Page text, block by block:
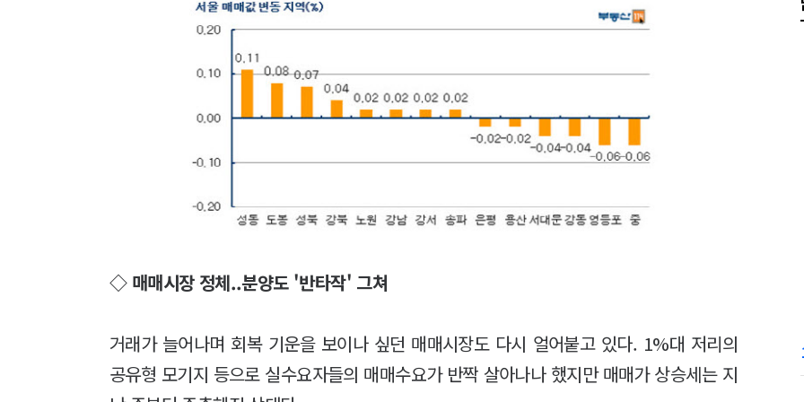
◇ 매매시장 정체..분양도 '반타작' 그쳐
거래가 늘어나며 회복 기운을 보이나 싶던 매매시장도 다시 얼어붙고 있다. 1%대 저리의
공유형 모기지 등으로 실수요자들의 매매수요가 반짝 살아나나 했지만 매매가 상승세는 지